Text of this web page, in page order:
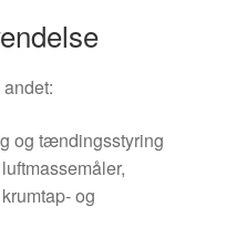
og tændingsstyring
og